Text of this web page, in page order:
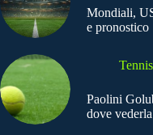
Mondiali,
e pronostico
Tennis
Paolini
dove vederla